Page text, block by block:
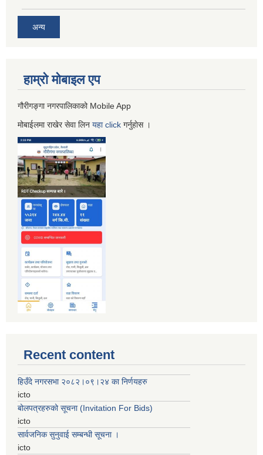
अन्य
हाम्रो माेबाइल एप
गौरीगङ्गा नगरपालिकाको Mobile App
मोबाईलमा राखेर सेवा लिन यहाclick गर्नुहाेस ।
Recent content
हिउँदे नगरसभा २०८२।०९।२४ का निर्णयहरु
icto
बोलपत्रहरुको सूचना (Invitation For Bids)
icto
सार्वजनिक सुनुवाई सम्बन्धी सूचना ।
icto